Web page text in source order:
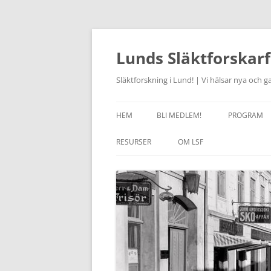
Hoppa
Lunds
Släktforskning i Lund! | Vi hälsar nya och
HEM BLI MEDLEM! PROGRAM
RESURSER
OM SLÄKTFORSKNING
RABATT I RÖTTERBOKHANDELN
ANCESTRY – RABATT
SKÅNES
OM LSF
STYRELSEN 2026
STADGAR
LSF HANTERING AV
PERSONUPPGIFTER